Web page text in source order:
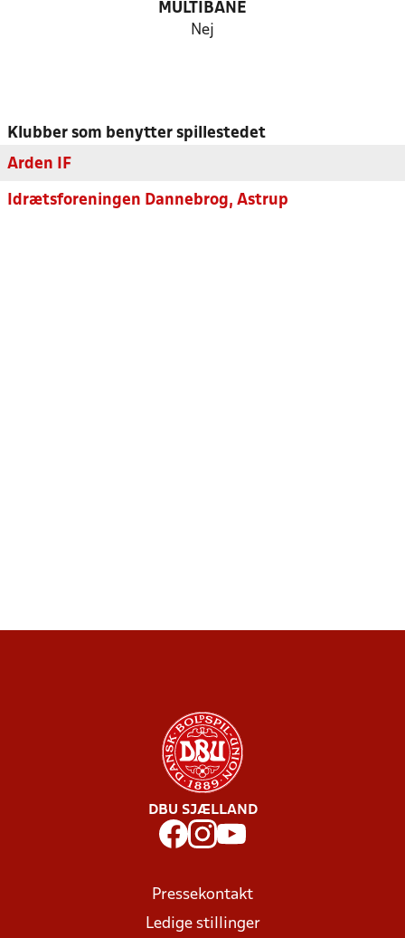
MULTIBANE
Nej
Klubber som benytter spillestedet
Arden IF
Idrætsforeningen Dannebrog, Astrup
DBU SJÆLLAND
Pressekontakt
Ledige stillinger